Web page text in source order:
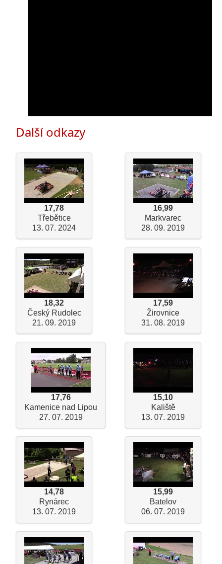
Další odkazy
17,78
Třebětice
13. 07. 2024
16,99
Markvarec
28. 09. 2019
18,32
Český Rudolec
21. 09. 2019
17,59
Žirovnice
31. 08. 2019
17,76
Kamenice nad Lipou
27. 07. 2019
15,10
Kaliště
13. 07. 2019
14,78
Rynárec
13. 07. 2019
15,99
Batelov
06. 07. 2019